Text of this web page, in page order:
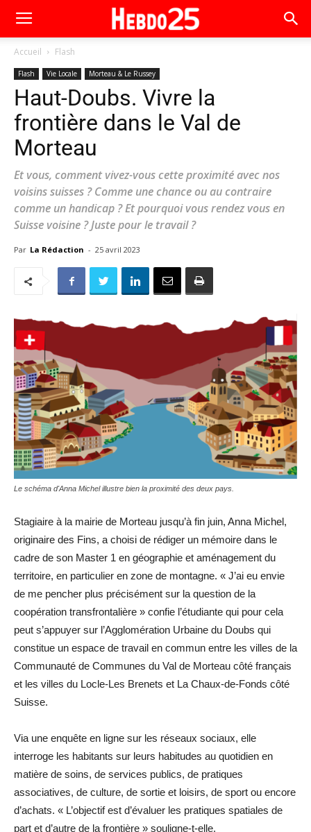
Accueil Flash
Flash Vie Locale Morteau & Le Russey
Haut-Doubs. Vivre la
frontière dans le Val de
Morteau
Et vous, comment vivez-vous cette proximité avec nos
voisins suisses ? Comme une chance ou au contraire
comme un handicap ? Et pourquoi vous rendez vous en
Suisse voisine ? Juste pour le travail ?
Par La Rédaction - 25 avril 2023
Le schéma d'Anna Michel illustre bien la proximité des deux pays.
Stagiaire à la mairie de Morteau jusqu’à fin juin, Anna Michel,
originaire des Fins, a choisi de rédiger un mémoire dans le
cadre de son Master 1 en géographie et aménagement du
territoire, en particulier en zone de montagne. « J’ai eu envie
de me pencher plus précisément sur la question de la
coopération transfrontalière » confie l’étudiante qui pour cela
peut s’appuyer sur l’Agglomération Urbaine du Doubs qui
constitue un espace de travail en commun entre les villes de la
Communauté de Communes du Val de Morteau côté français
et les villes du Locle-Les Brenets et La Chaux-de-Fonds côté
Suisse.
Via une enquête en ligne sur les réseaux sociaux, elle
interroge les habitants sur leurs habitudes au quotidien en
matière de soins, de services publics, de pratiques
associatives, de culture, de sortie et loisirs, de sport ou encore
d’achats. « L’objectif est d’évaluer les pratiques spatiales de
part et d’autre de la frontière » souligne-t-elle.